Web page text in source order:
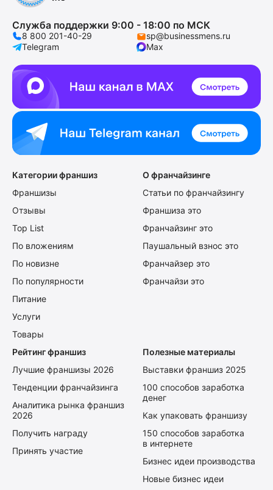
Служба поддержки 9:00 - 18:00 по МСК
8 800 201-40-29
sp@businessmens.ru
Telegram
Max
Категории франшиз
Франшизы
Отзывы
Top List
По вложениям
По новизне
По популярности
Питание
Услуги
Товары
О франчайзинге
Статьи по франчайзингу
Франшиза это
Франчайзинг это
Паушальный взнос это
Франчайзер это
Франчайзи это
Рейтинг франшиз
Лучшие франшизы 2026
Тенденции франчайзинга
Аналитика рынка франшиз
2026
Получить награду
Принять участие
Полезные материалы
Выставки франшиз 2025
100 способов заработка
денег
Как упаковать франшизу
150 способов заработка
в интернете
Бизнес идеи производства
Новые бизнес идеи